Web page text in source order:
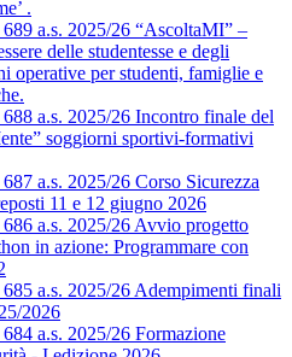
.
a.s. 2025/26 “AscoltaMI” –
delle studentesse e degli
operative per studenti, famiglie e
a.s. 2025/26 Incontro finale del
soggiorni sportivi‑formativi
a.s. 2025/26 Corso Sicurezza
11 e 12 giugno 2026
a.s. 2025/26 Avvio progetto
in azione: Programmare con
a.s. 2025/26 Adempimenti finali
2026
a.s. 2025/26 Formazione